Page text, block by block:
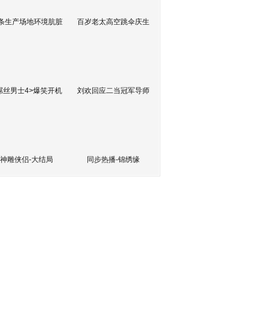
生产场地环境肮脏 百岁老太高空跳伞庆生
丝男士4>爆笑开机 刘欢回应二当冠军导师
神雕侠侣-大结局 同步热播-锦绣缘